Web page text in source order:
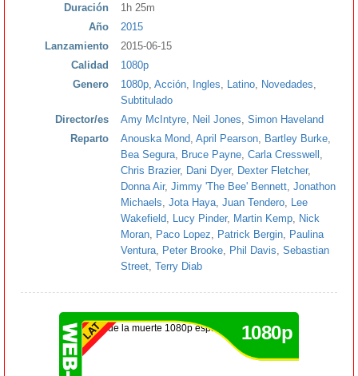
Duración
1h 25m
Año
2015
Lanzamiento
2015-06-15
Calidad
1080p
Genero
1080p Acción Ingles Latino Novedades
Subtitulado
Director/es
Amy McIntyre Neil Jones Simon Haveland
Reparto
Anouska Mond April Pearson Bartley Burke
Bea Segura
Bruce Payne Carla Cresswell
Chris Brazier, Dani Dyer, Dexter Fletcher,
Donna Air, Jimmy 'The Bee' Bennett Jonathon
Michaels Jota Haya Juan Tendero
Lee
Wakefield
Lucy Pinder, Martin Kemp
Nick
Moran
Paco Lopez Patrick Bergin
Paulina
Ventura
Peter Brooke Phil Davis Sebastian
Street Terry Diab
1080p